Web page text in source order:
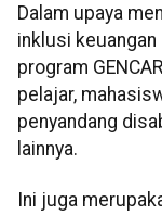
Dalam upaya
inklusi
program
pelajar,
penyandang
lainnya.
Ini juga